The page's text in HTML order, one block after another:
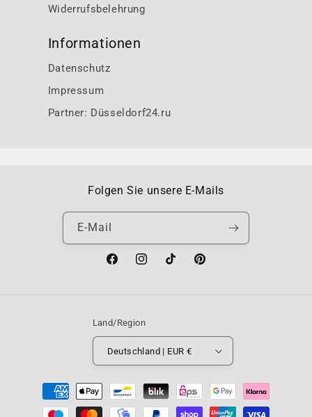
Widerrufsbelehrung
Informationen
Datenschutz
Impressum
Partner: Düsseldorf24.ru
Folgen Sie unsere E-Mails
E-Mail
FacebookInstagramTikTok Pinterest
Land/Region
Deutschland | EUR €
Zahlungsmethoden